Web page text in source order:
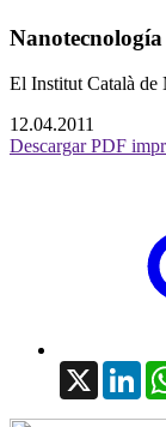
El Institut Català de
12.04.2011
Descargar PDF
X